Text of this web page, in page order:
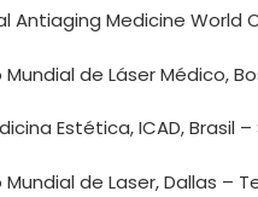
Antiaging Medicine World
Mundial de Láser Médico,
Estética, ICAD, Brasil –
Mundial de Laser, Dallas –